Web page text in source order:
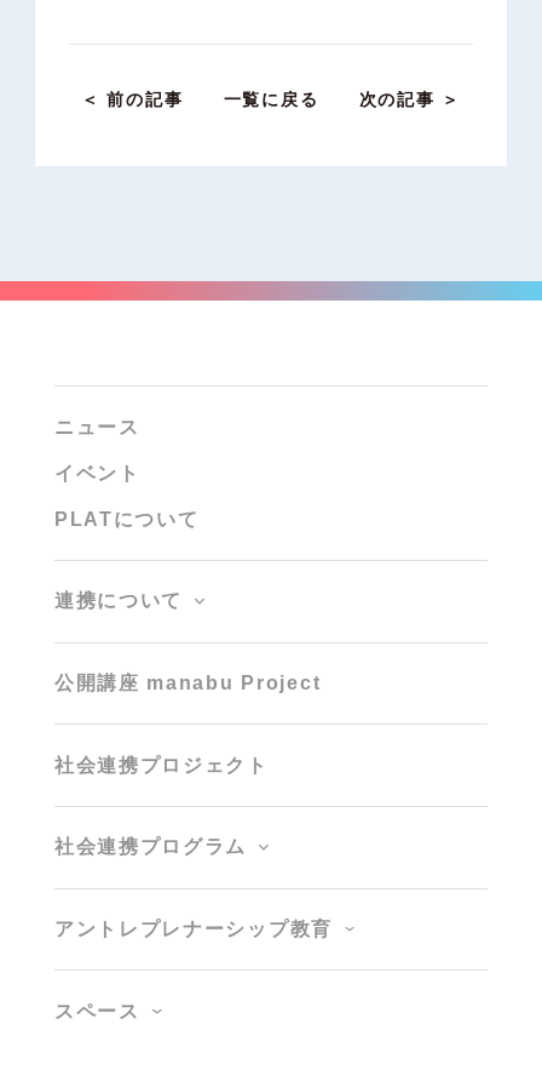
＜ 前の記事 一覧に戻る 次の記事 ＞
ニュース
イベント
PLATについて
連携について
公開講座 manabu Project
社会連携プロジェクト
社会連携プログラム
アントレプレナーシップ教育
スペース